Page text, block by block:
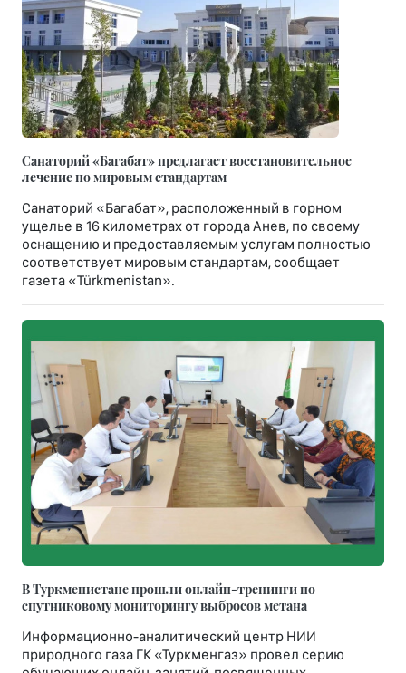
Санаторий «Багабат» предлагает восстановительное
лечение по мировым стандартам
Санаторий «Багабат», расположенный в горном
ущелье в 16 километрах от города Анев, по своему
оснащению и предоставляемым услугам полностью
соответствует мировым стандартам, сообщает
газета «Türkmenistan».
В Туркменистане прошли онлайн-тренинги по
спутниковому мониторингу выбросов метана
Информационно-аналитический центр НИИ
природного газа ГК «Туркменгаз» провел серию